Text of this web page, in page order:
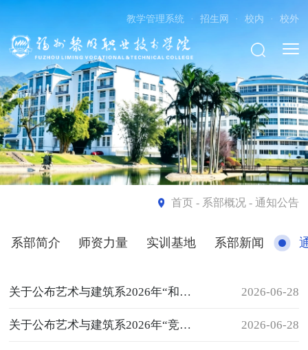
教学管理系统 · 招生网 · 校内 · 校外
首页- 系部概况 - 通知公告
系部简介 师资力量 实训基地 系部新闻
关于公布艺术与建筑系2026年“和谐共居， 文明同行”文明宿舍比赛结果的通知 2026-06-28
关于公布艺术与建筑系2026年“竞逐王者， 筑梦青春”王者荣耀比赛结果的通知 2026-06-28